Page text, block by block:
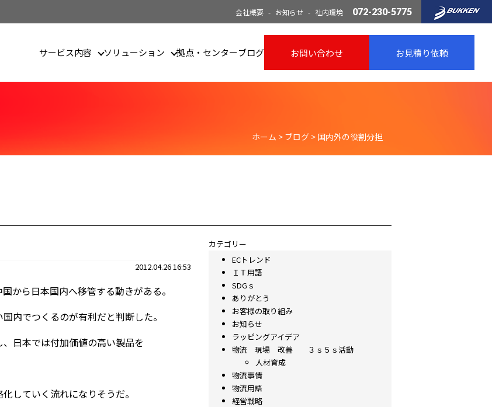
会社概要 お知らせ 社内環境 072-230-5775
サービス内容 ソリューション 拠点・センターブログ お問い合わせ お見積り依頼
ホーム > ブログ > 国内外の役割分担
2012.04.26 16:53
から日本国内へ移管する動きがある。
内でつくるのが有利だと判断した。
日本では付加価値の高い製品を
していく流れになりそうだ。
カテゴリー
ECトレンド
ＩＴ用語
SDGｓ
ありがとう
お客様の取り組み
お知らせ
ラッピングアイデア
物流 現場 改善 ３ｓ５ｓ活動
人材育成
物流事情
物流用語
経営戦略